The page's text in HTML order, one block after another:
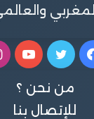
المغربي
فيسبوكتويتر
من نحن ؟
للإتصال بنا